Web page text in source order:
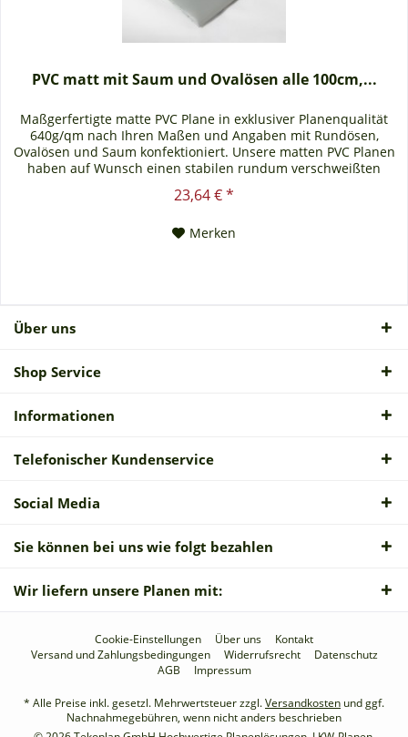
PVC matt mit Saum und Ovalösen alle 100cm,...
Maßgerfertigte matte PVC Plane in exklusiver Planenqualität
640g/qm nach Ihren Maßen und Angaben mit Rundösen,
Ovalösen und Saum konfektioniert. Unsere matten PVC Planen
haben auf Wunsch einen stabilen rundum verschweißten
Saum in der Farbe der Plane, dieser ist ca. 7cm breit. Jede
matte PVC Plane lässt sich bei uns mit verzinkten Ösen oder
23,64 € *
Merken
Über uns
Shop Service
Informationen
Telefonischer Kundenservice
Social Media
Sie können bei uns wie folgt bezahlen
Wir liefern unsere Planen mit:
Cookie-Einstellungen Über uns
Kontakt
Versand und Zahlungsbedingungen
Widerrufsrecht
Datenschutz
AGB
Impressum
* Alle Preise inkl. gesetzl. Mehrwertsteuer zzgl.Versandkosten und ggf.
Nachnahmegebühren, wenn nicht anders beschrieben